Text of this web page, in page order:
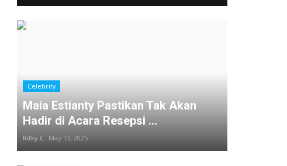
Celebrity
Maia Estianty Pastikan Tak Akan
Hadir di Acara Resepsi ...
Rifky C May 13, 2025